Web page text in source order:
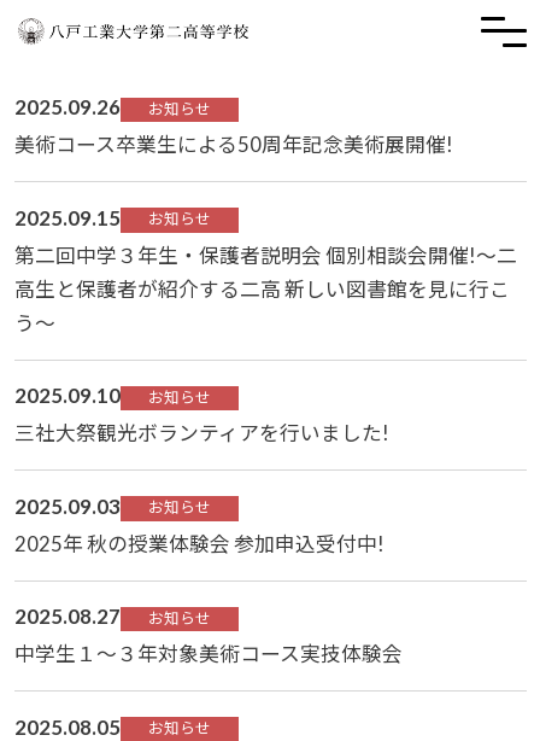
2025.09.26 お知らせ
美術コース卒業生による50周年記念美術展開催!
2025.09.15 お知らせ
第二回中学３年生・保護者説明会 個別相談会開催!～二
高生と保護者が紹介する二高 新しい図書館を見に行こ
う～
2025.09.10 お知らせ
三社大祭観光ボランティアを行いました!
2025.09.03 お知らせ
2025年 秋の授業体験会 参加申込受付中!
2025.08.27 お知らせ
中学生１～３年対象美術コース実技体験会
2025.08.05 お知らせ